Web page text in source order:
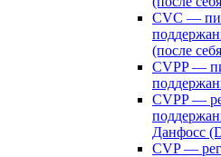
CVС —
(после
CVPP —
CVPP —
Данфосс
CVP —